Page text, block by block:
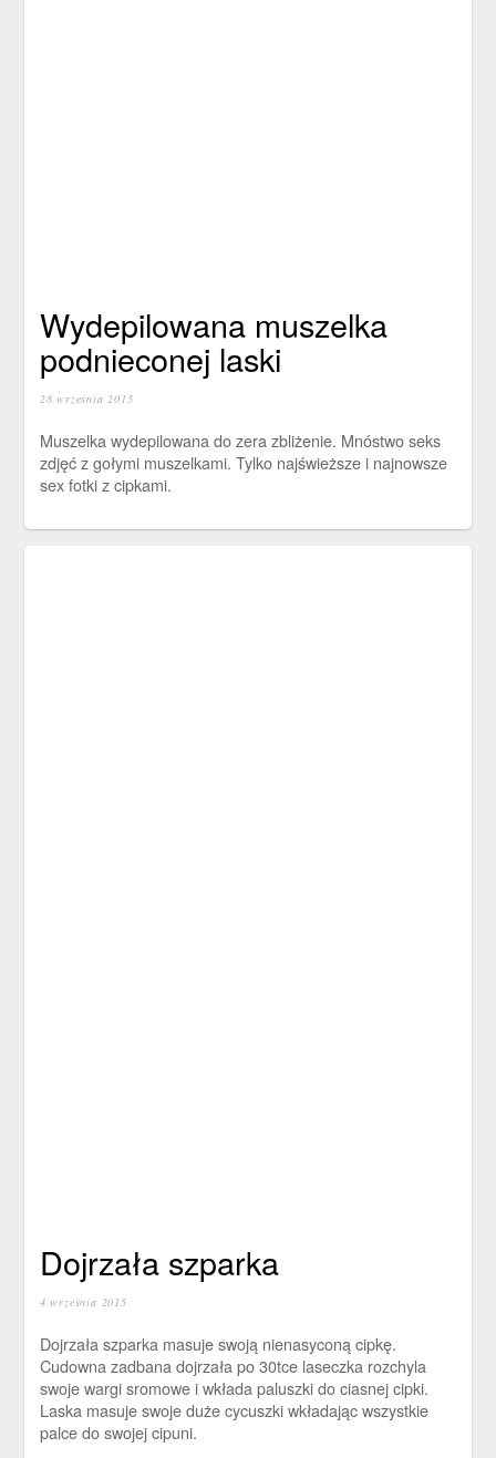
Wydepilowana muszelka
podnieconej laski
28 września 2015
Muszelka wydepilowana do zera zbliżenie. Mnóstwo seks
zdjęć z gołymi muszelkami. Tylko najświeższe i najnowsze
sex fotki z cipkami.
Dojrzała szparka
4 września 2015
Dojrzała szparka masuje swoją nienasyconą cipkę.
Cudowna zadbana dojrzała po 30tce laseczka rozchyla
swoje wargi sromowe i wkłada paluszki do ciasnej cipki.
Laska masuje swoje duże cycuszki wkładając wszystkie
palce do swojej cipuni.